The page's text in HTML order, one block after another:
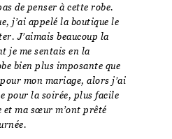
de penser à cette robe.
j’ai appelé la boutique le
J’aimais beaucoup la
je me sentais en la
bien plus imposante que
mon mariage, alors j’ai
pour la soirée, plus facile
et ma sœur m’ont prêté